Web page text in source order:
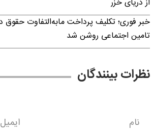
از دریای خزر
خبر فوری؛ تکلیف پرداخت مابه‌التفاوت حقوق
تامین اجتماعی روشن شد
نظرات بینندگان
نام ایمیل